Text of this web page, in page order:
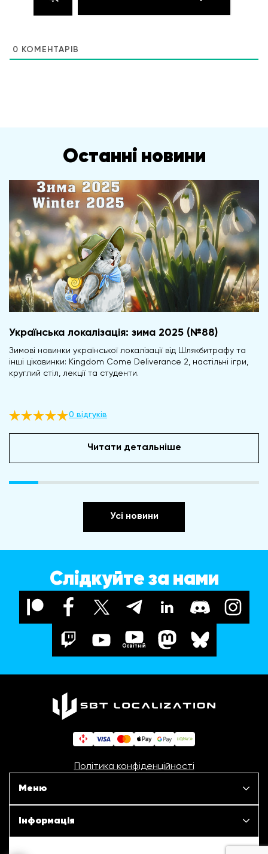
0 КОМЕНТАРІВ
Останні новини
Українська локалізація: зима 2025 (№88)
Зимові новинки української локалізації від Шлякбитрафу та
інші цікавинки: Kingdom Come Deliverance 2, настільні ігри,
круглий стіл, лекції та студенти.
0 відгуків
Читати детальніше
Усі новини
Слідкуйте за нами
Освітній
Політика конфіденційності
Меню
Наші проєкти
Інформація